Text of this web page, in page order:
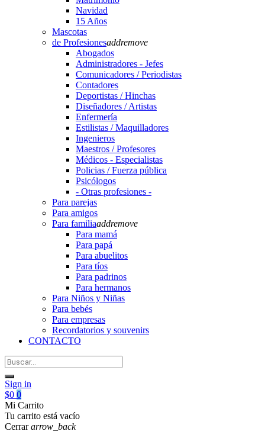
Navidad
15 Años
Mascotas
de Profesionesaddremove
Abogados
Administradores - Jefes
Comunicadores / Periodistas
Contadores
Deportistas / Hinchas
Diseñadores / Artistas
Enfermería
Estilistas / Maquilladores
Ingenieros
Maestros / Profesores
Médicos - Especialistas
Policias / Fuerza pública
Psicólogos
- Otras profesiones -
Para parejas
Para amigos
Para familiaaddremove
Para mamá
Para papá
Para abuelitos
Para tíos
Para padrinos
Para hermanos
Para Niños y Niñas
Para bebés
Para empresas
Recordatorios y souvenirs
CONTACTO
Sign in
$0 0
Mi Carrito
Tu carrito está vacío
Cerrararrow_back